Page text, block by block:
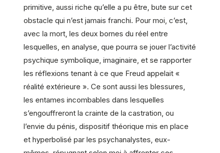
primitive, aussi riche qu’elle a pu être, bute sur cet
obstacle qui n’est jamais franchi. Pour moi, c’est,
avec la mort, les deux bornes du réel entre
lesquelles, en analyse, que pourra se jouer l’activité
psychique symbolique, imaginaire, et se rapporter
les réflexions tenant à ce que Freud appelait «
réalité extérieure ». Ce sont aussi les blessures,
les entames incombables dans lesquelles
s’engouffreront la crainte de la castration, ou
l’envie du pénis, dispositif théorique mis en place
et hyperbolisé par les psychanalystes, eux-